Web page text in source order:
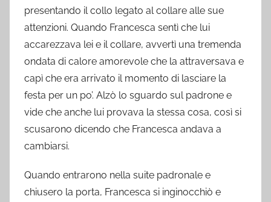
presentando il collo legato al collare alle sue
attenzioni. Quando Francesca sentì che lui
accarezzava lei e il collare, avvertì una tremenda
ondata di calore amorevole che la attraversava e
capì che era arrivato il momento di lasciare la
festa per un po’. Alzò lo sguardo sul padrone e
vide che anche lui provava la stessa cosa, così si
scusarono dicendo che Francesca andava a
cambiarsi.
Quando entrarono nella suite padronale e
chiusero la porta, Francesca si inginocchiò e